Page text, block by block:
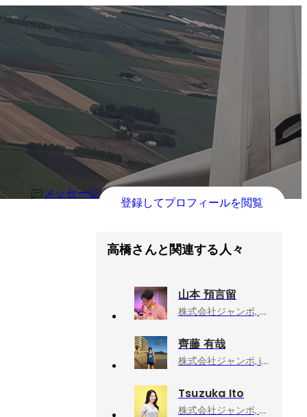
メッセージ
登録してプロフィールを閲覧
高橋さんと関連する人々
山本 預言留
株式会社ジャンボ, チームリーダー
齊藤 有哉
株式会社ジャンボ, iOSエンジニア
Tsuzuka Ito
株式会社ジャンボ, HR